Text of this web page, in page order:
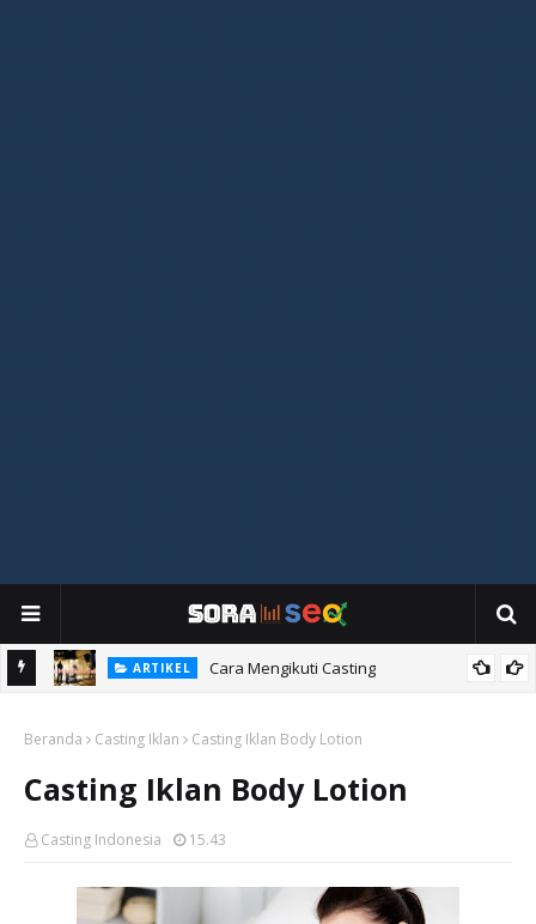
ARTIKEL Cara Mengikuti Casting
Beranda Casting Iklan Casting Iklan Body Lotion
Casting Iklan Body Lotion
Casting Indonesia 15.43